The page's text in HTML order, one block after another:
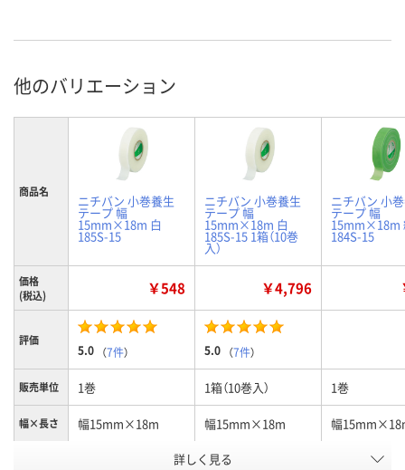
他のバリエーション
商品名
ニチバン 小巻養生
テープ 幅
15mm×18m 白
185S-15
ニチバン 小巻養生
テープ 幅
15mm×18m 白
185S-15 1箱（10巻
入）
ニチバン 小
テープ 幅
15mm×18m
184S-15
価格
(税込)
￥548 ￥4,796
評価
5.0 （7件） 5.0 （7件）
販売単位 1巻 1箱（10巻入） 1巻
幅×長さ 幅15mm×18m 幅15mm×18m 幅
白
詳しく見る